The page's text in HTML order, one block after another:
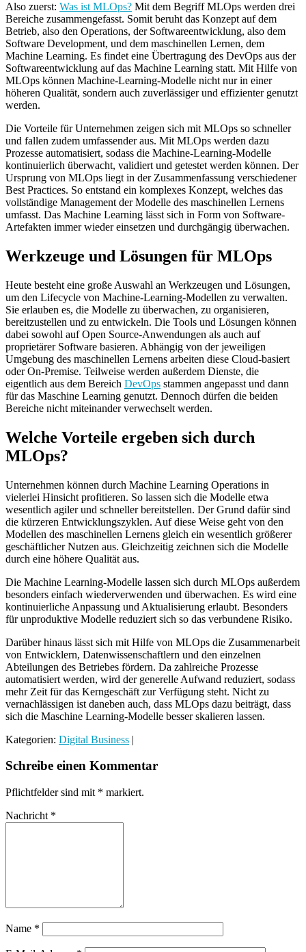
Also zuerst: Was ist MLOps? Mit dem Begriff MLOps werden drei
Bereiche zusammengefasst. Somit beruht das Konzept auf dem
Betrieb, also den Operations, der Softwareentwicklung, also dem
Software Development, und dem maschinellen Lernen, dem
Machine Learning. Es findet eine Übertragung des DevOps aus der
Softwareentwicklung auf das Machine Learning statt. Mit Hilfe von
MLOps können Machine-Learning-Modelle nicht nur in einer
höheren Qualität, sondern auch zuverlässiger und effizienter genutzt
werden.
Die Vorteile für Unternehmen zeigen sich mit MLOps so schneller
und fallen zudem umfassender aus. Mit MLOps werden dazu
Prozesse automatisiert, sodass die Machine-Learning-Modelle
kontinuierlich überwacht, validiert und getestet werden können. Der
Ursprung von MLOps liegt in der Zusammenfassung verschiedener
Best Practices. So entstand ein komplexes Konzept, welches das
vollständige Management der Modelle des maschinellen Lernens
umfasst. Das Machine Learning lässt sich in Form von Software-
Artefakten immer wieder einsetzen und durchgängig überwachen.
Werkzeuge und Lösungen für MLOps
Heute besteht eine große Auswahl an Werkzeugen und Lösungen,
um den Lifecycle von Machine-Learning-Modellen zu verwalten.
Sie erlauben es, die Modelle zu überwachen, zu organisieren,
bereitzustellen und zu entwickeln. Die Tools und Lösungen können
dabei sowohl auf Open Source-Anwendungen als auch auf
proprietärer Software basieren. Abhängig von der jeweiligen
Umgebung des maschinellen Lernens arbeiten diese Cloud-basiert
oder On-Premise. Teilweise werden außerdem Dienste, die
eigentlich aus dem Bereich DevOps stammen angepasst und dann
für das Maschine Learning genutzt. Dennoch dürfen die beiden
Bereiche nicht miteinander verwechselt werden.
Welche Vorteile ergeben sich durch
MLOps?
Unternehmen können durch Machine Learning Operations in
vielerlei Hinsicht profitieren. So lassen sich die Modelle etwa
wesentlich agiler und schneller bereitstellen. Der Grund dafür sind
die kürzeren Entwicklungszyklen. Auf diese Weise geht von den
Modellen des maschinellen Lernens gleich ein wesentlich größerer
geschäftlicher Nutzen aus. Gleichzeitig zeichnen sich die Modelle
durch eine höhere Qualität aus.
Die Machine Learning-Modelle lassen sich durch MLOps außerdem
besonders einfach wiederverwenden und überwachen. Es wird eine
kontinuierliche Anpassung und Aktualisierung erlaubt. Besonders
für unproduktive Modelle reduziert sich so das verbundene Risiko.
Darüber hinaus lässt sich mit Hilfe von MLOps die Zusammenarbeit
von Entwicklern, Datenwissenschaftlern und den einzelnen
Abteilungen des Betriebes fördern. Da zahlreiche Prozesse
automatisiert werden, wird der generelle Aufwand reduziert, sodass
mehr Zeit für das Kerngeschäft zur Verfügung steht. Nicht zu
vernachlässigen ist daneben auch, dass MLOps dazu beiträgt, dass
sich die Maschine Learning-Modelle besser skalieren lassen.
Kategorien: Digital Business |
Schreibe einen Kommentar
Pflichtfelder sind mit * markiert.
Nachricht *
Name *